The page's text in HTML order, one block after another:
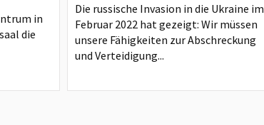
in
die
Die russische Invasion in die Ukraine im
Februar 2022 hat gezeigt: Wir müssen
unsere Fähigkeiten zur Abschreckung
und Verteidigung...